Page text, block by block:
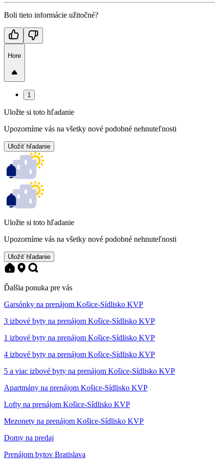
Boli tieto informácie užitočné?
Hore
1
Uložte si toto hľadanie
Upozorníme vás na všetky nové podobné nehnuteľnosti
Uložiť hľadanie
Uložte si toto hľadanie
Upozorníme vás na všetky nové podobné nehnuteľnosti
Uložiť hľadanie
Ďalšia ponuka pre vás
Garsónky na prenájom Košice-Sídlisko KVP
3 izbové byty na prenájom Košice-Sídlisko KVP
1 izbové byty na prenájom Košice-Sídlisko KVP
4 izbové byty na prenájom Košice-Sídlisko KVP
5 a viac izbové byty na prenájom Košice-Sídlisko KVP
Apartmány na prenájom Košice-Sídlisko KVP
Lofty na prenájom Košice-Sídlisko KVP
Mezonety na prenájom Košice-Sídlisko KVP
Domy na predaj
Prenájom bytov Bratislava